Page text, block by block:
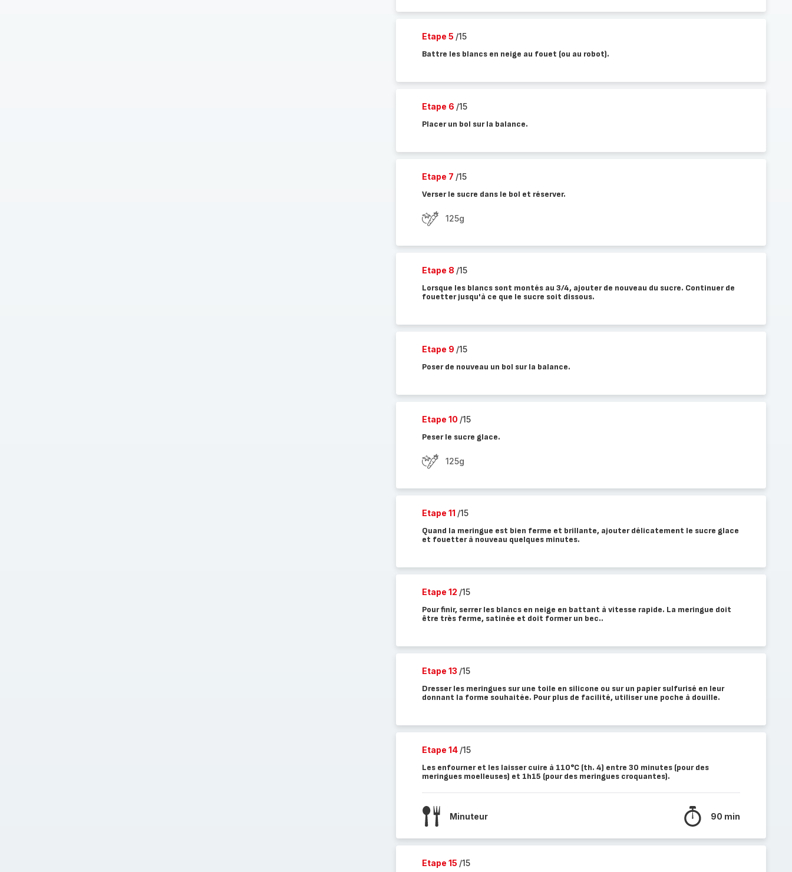
Etape 5 /15
Battre les blancs en neige au fouet (ou au robot).
Etape 6 /15
Placer un bol sur la balance.
Etape 7 /15
Verser le sucre dans le bol et réserver.
125g
Etape 8 /15
Lorsque les blancs sont montés au 3/4, ajouter de nouveau du sucre. Continuer de
fouetter jusqu'à ce que le sucre soit dissous.
Etape 9 /15
Poser de nouveau un bol sur la balance.
Etape 10 /15
Peser le sucre glace.
125g
Etape 11 /15
Quand la meringue est bien ferme et brillante, ajouter délicatement le sucre glace
et fouetter à nouveau quelques minutes.
Etape 12 /15
Pour finir, serrer les blancs en neige en battant à vitesse rapide. La meringue doit
être très ferme, satinée et doit former un bec..
Etape 13 /15
Dresser les meringues sur une toile en silicone ou sur un papier sulfurisé en leur
donnant la forme souhaitée. Pour plus de facilité, utiliser une poche à douille.
Etape 14 /15
Les enfourner et les laisser cuire à 110°C (th. 4) entre 30 minutes (pour des
meringues moelleuses) et 1h15 (pour des meringues croquantes).
Minuteur 90 min
Etape 15 /15